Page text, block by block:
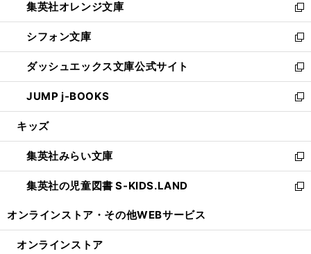
く
で
開
く
ド
ウ
で
開
く
い
ウ
ィ
ン
ド
ウ
で
開
集英社オレンジ文庫
新
し
い
ウ
ィ
ン
ド
ウ
開
く
シフォン文庫
新
し
い
ウ
ィ
ン
ウ
で
開
く
ダッシュエックス文庫公式サイト
新
し
い
ウ
ン
ド
ウ
で
JUMP j-BOOKS
新
し
ウ
ィ
ン
ド
開
キッズ
集英社みらい文庫
新
し
い
ン
集英社の児童図書 S-KIDS.LAND
新
ウ
オンラインストア・ その他WEBサービス
オンラインストア